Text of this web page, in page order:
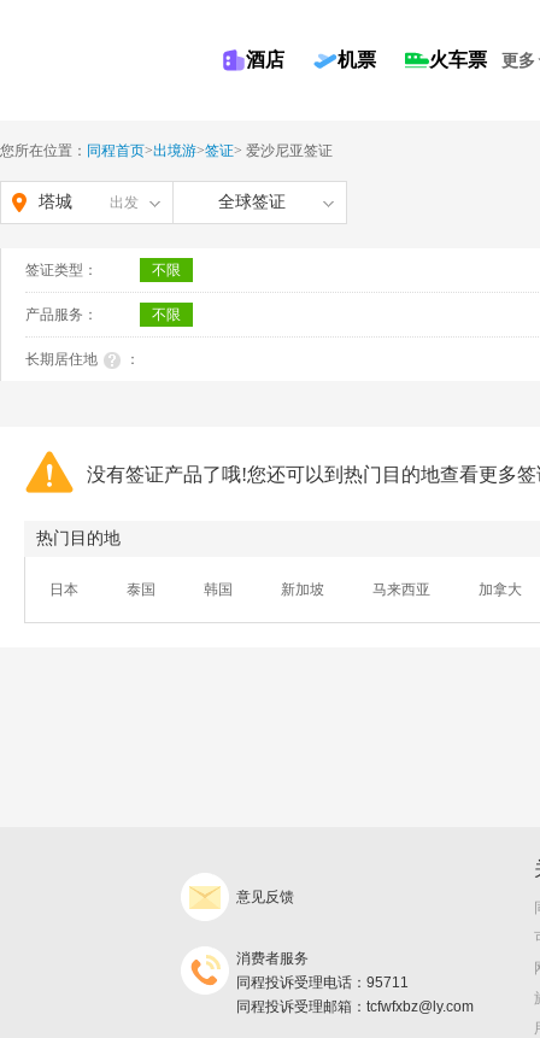
酒店 机票 火车票 更多
您所在位置： 同程首页>出境游>签证> 爱沙尼亚签证
塔城 出发 全球签证
签证类型： 不限
产品服务： 不限
长期居住地 ：
没有签证产品了哦!您还可以到热门目的地查看更多
热门目的地
日本 泰国 韩国 新加坡 马来西亚 加拿大
意见反馈
消费者服务
同程投诉受理电话：95711
同程投诉受理邮箱：tcfwfxbz@ly.com